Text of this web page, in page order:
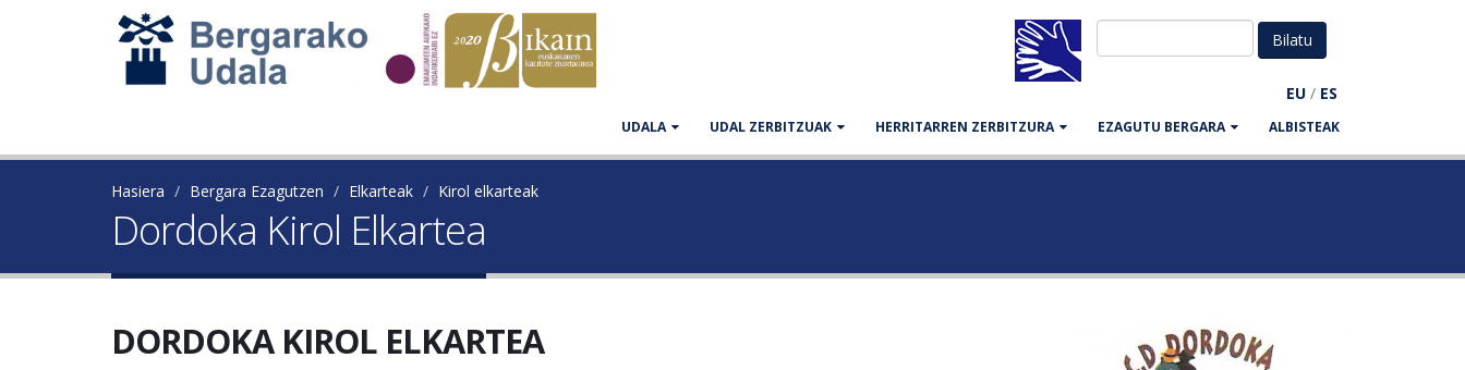
EU / ES
UDALA UDAL ZERBITZUAK HERRITARREN ZERBITZURA EZAGUTU BERGARA ALBISTEAK
Hasiera Bergara Ezagutzen Elkarteak Kirol elkarteak
Dordoka Kirol Elkartea
DORDOKA KIROL ELKARTEA